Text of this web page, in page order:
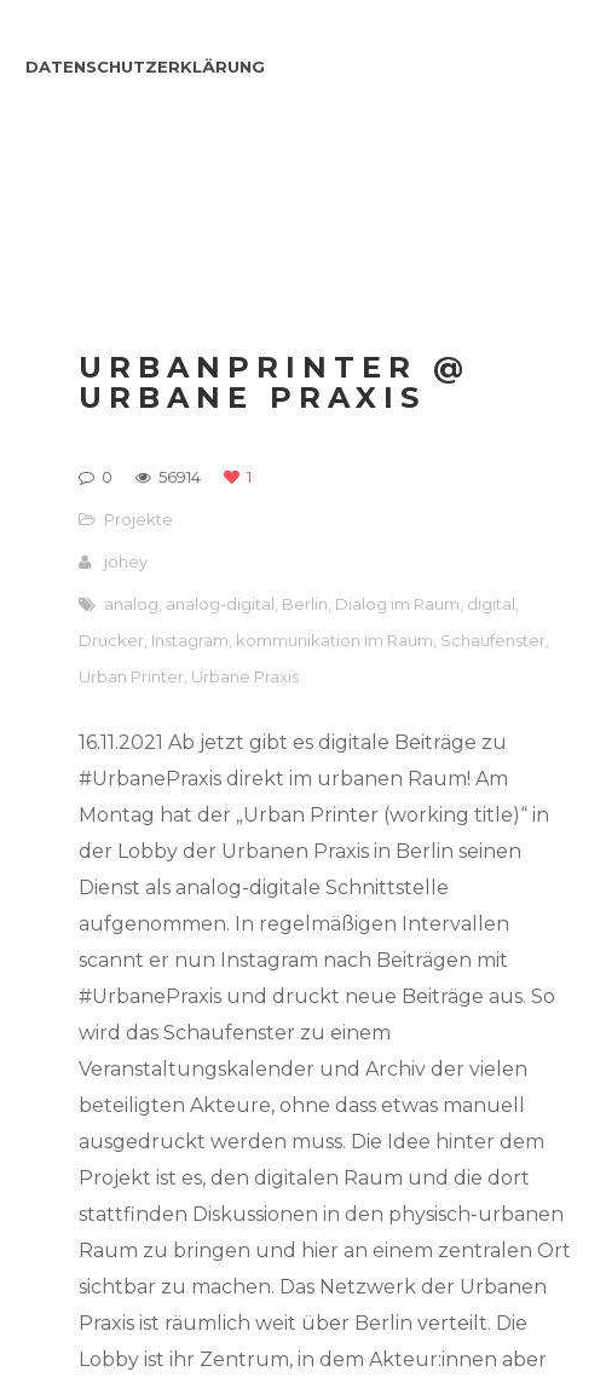
DATENSCHUTZERKLÄRUNG
URBANPRINTER @
URBANE PRAXIS
0 56914 1
Projekte
johey
analog analog-digital Berlin Dialog im Raum digital
Drucker Instagram kommunikation im Raum Schaufenster
Urban Printer Urbane Praxis
16.11.2021 Ab jetzt gibt es digitale Beiträge zu
#UrbanePraxis direkt im urbanen Raum! Am
Montag hat der „Urban Printer (working title)“ in
der Lobby der Urbanen Praxis in Berlin seinen
Dienst als analog-digitale Schnittstelle
aufgenommen. In regelmäßigen Intervallen
scannt er nun Instagram nach Beiträgen mit
#UrbanePraxis und druckt neue Beiträge aus. So
wird das Schaufenster zu einem
Veranstaltungskalender und Archiv der vielen
beteiligten Akteure, ohne dass etwas manuell
ausgedruckt werden muss. Die Idee hinter dem
Projekt ist es, den digitalen Raum und die dort
stattfinden Diskussionen in den physisch-urbanen
Raum zu bringen und hier an einem zentralen Ort
sichtbar zu machen. Das Netzwerk der Urbanen
Praxis ist räumlich weit über Berlin verteilt. Die
Lobby ist ihr Zentrum, in dem Akteur:innen aber